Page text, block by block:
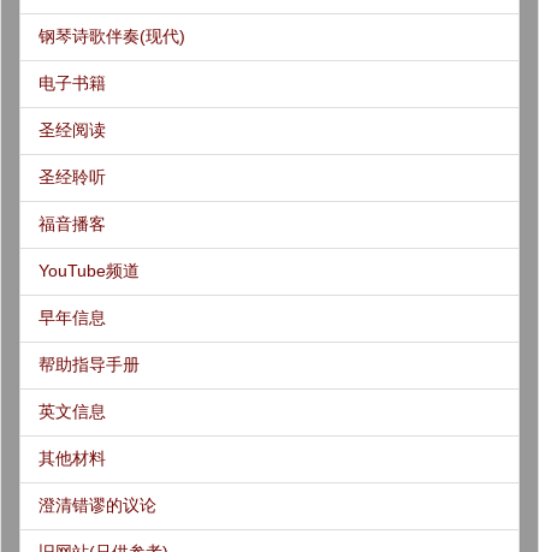
钢琴诗歌伴奏(现代)
电子书籍
圣经阅读
圣经聆听
福音播客
YouTube频道
早年信息
帮助指导手册
英文信息
其他材料
澄清错谬的议论